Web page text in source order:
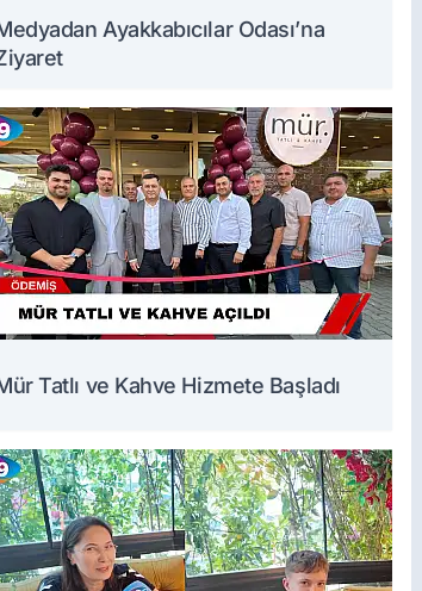
Ayakkabıcılar Odası’na
Tatlı ve Kahve Hizmete Başladı